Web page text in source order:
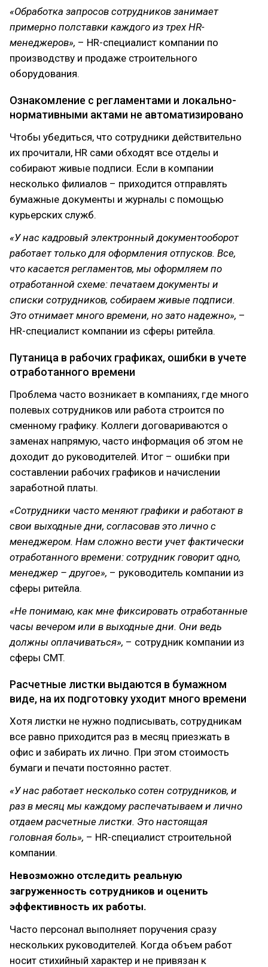
«Обработка запросов сотрудников занимает
примерно полставки каждого из трех HR-
менеджеров», – HR-специалист компании по
производству и продаже строительного
оборудования.
Ознакомление с регламентами и локально-
нормативными актами не автоматизировано
Чтобы убедиться, что сотрудники действительно
их прочитали, HR сами обходят все отделы и
собирают живые подписи. Если в компании
несколько филиалов – приходится отправлять
бумажные документы и журналы с помощью
курьерских служб.
«У нас кадровый электронный документооборот
работает только для оформления отпусков. Все,
что касается регламентов, мы оформляем по
отработанной схеме: печатаем документы и
списки сотрудников, собираем живые подписи.
Это отнимает много времени, но зато надежно», –
HR-специалист компании из сферы ритейла.
Путаница в рабочих графиках, ошибки в учете
отработанного времени
Проблема часто возникает в компаниях, где много
полевых сотрудников или работа строится по
сменному графику. Коллеги договариваются о
заменах напрямую, часто информация об этом не
доходит до руководителей. Итог – ошибки при
составлении рабочих графиков и начислении
заработной платы.
«Сотрудники часто меняют графики и работают в
свои выходные дни, согласовав это лично с
менеджером. Нам сложно вести учет фактически
отработанного времени: сотрудник говорит одно,
менеджер – другое», – руководитель компании из
сферы ритейла.
«Не понимаю, как мне фиксировать отработанные
часы вечером или в выходные дни. Они ведь
должны оплачиваться», – сотрудник компании из
сферы CMT.
Расчетные листки выдаются в бумажном
виде, на их подготовку уходит много времени
Хотя листки не нужно подписывать, сотрудникам
все равно приходится раз в месяц приезжать в
офис и забирать их лично. При этом стоимость
бумаги и печати постоянно растет.
«У нас работает несколько сотен сотрудников, и
раз в месяц мы каждому распечатываем и лично
отдаем расчетные листки. Это настоящая
головная боль», – HR-специалист строительной
компании.
Невозможно отследить реальную
загруженность сотрудников и оценить
эффективность их работы.
Часто персонал выполняет поручения сразу
нескольких руководителей. Когда объем работ
носит стихийный характер и не привязан к